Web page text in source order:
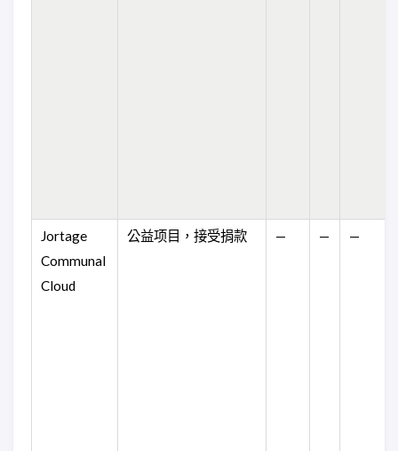
Jortage
Communal
Cloud
公益项目，接受捐款 — — —